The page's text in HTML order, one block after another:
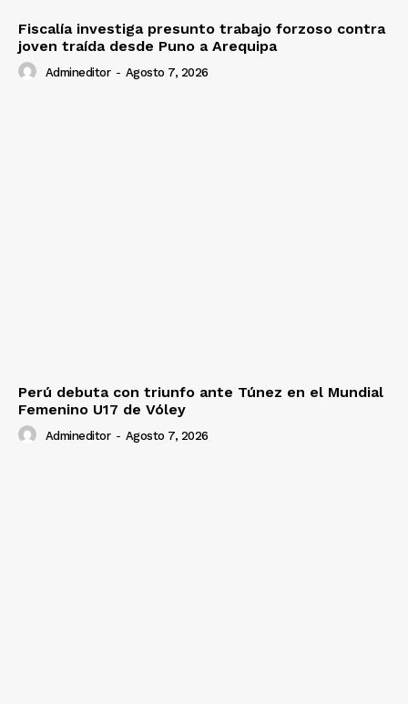
Fiscalía investiga presunto trabajo forzoso contra
joven traída desde Puno a Arequipa
Admineditor - Agosto 7, 2026
Perú debuta con triunfo ante Túnez en el Mundial
Femenino U17 de Vóley
Admineditor - Agosto 7, 2026